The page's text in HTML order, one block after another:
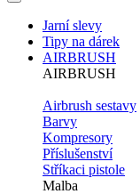
Jarní slevy
Tipy na dárek
AIRBRUSH
AIRBRUSH
Airbrush sestavy
Barvy
Kompresory
Příslušenství
Stříkaci pistole
Malba